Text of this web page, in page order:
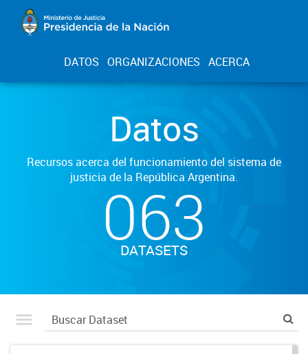
DATOS ORGANIZACIONES ACERCA
Datos
Recursos acerca del funcionamiento del sistema de
justicia de la República Argentina.
063
DATASETS